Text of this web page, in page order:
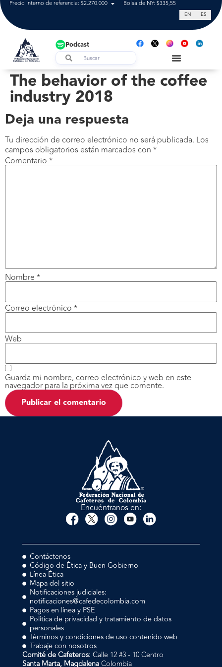
Precio interno de referencia: $2.270.000 Bolsa de NY: $335,55 Tasa de
EN ES
Podcast
The behavior of the coffee
industry 2018
Deja una respuesta
Tu dirección de correo electrónico no será publicada. Los
campos obligatorios están marcados con *
Comentario *
Nombre *
Correo electrónico *
Web
Guarda mi nombre, correo electrónico y web en este
navegador para la próxima vez que comente.
Encuéntranos en:
Contáctenos
Código de Ética y Buen Gobierno
Línea Ética
Mapa del sitio
Notificaciones judiciales:
notificaciones@cafedecolombia.com
Pagos en línea y PSE
Política de privacidad y tratamiento de datos
personales
Términos y condiciones de uso contenido web
Trabaje con nosotros
Comité de Cafeteros: Calle 12 #3 - 10 Centro
Santa Marta, MagdalenaColombia